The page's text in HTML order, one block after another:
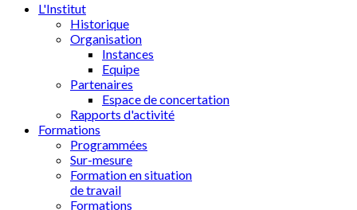
L'Institut
Historique
Organisation
Instances
Equipe
Partenaires
Espace de concertation
Rapports d'activité
Formations
Programmées
Sur-mesure
Formation en situation
de travail
Formations